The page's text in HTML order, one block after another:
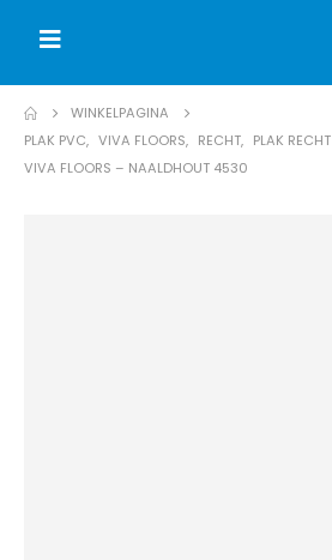
WINKELPAGINA
PLAK PVC, VIVA FLOORS, RECHT, PLAK RECHT
VIVA FLOORS – NAALDHOUT 4530